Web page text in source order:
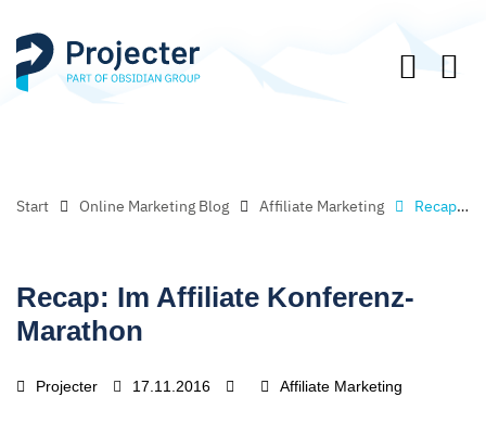
Start Online Marketing Blog Affiliate Marketing Recap: Im Affiliate Konferenz-Marathon
Recap: Im Affiliate Konferenz-
Marathon
Projecter 17.11.2016 Affiliate Marketing